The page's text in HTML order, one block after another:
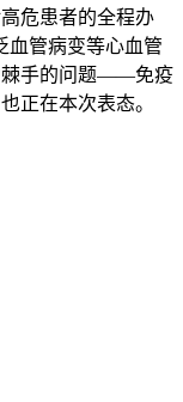
危患者的全程办
血管病变等心血管
棘手的问题——免疫
正在本次表态。